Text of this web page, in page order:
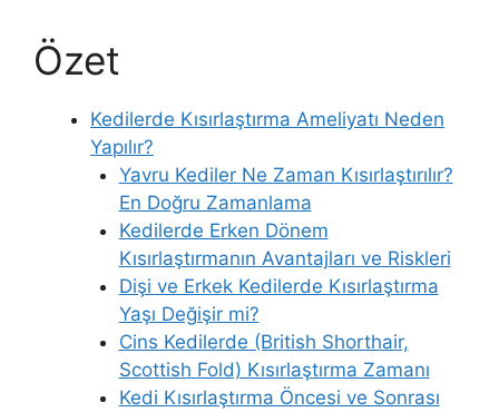
Özet
Kedilerde Kısırlaştırma Ameliyatı Neden
Yapılır?
Yavru Kediler Ne Zaman Kısırlaştırılır?
En Doğru Zamanlama
Kedilerde Erken Dönem
Kısırlaştırmanın Avantajları ve Riskleri
Dişi ve Erkek Kedilerde Kısırlaştırma
Yaşı Değişir mi?
Cins Kedilerde (British Shorthair,
Scottish Fold) Kısırlaştırma Zamanı
Kedi Kısırlaştırma Öncesi ve Sonrası